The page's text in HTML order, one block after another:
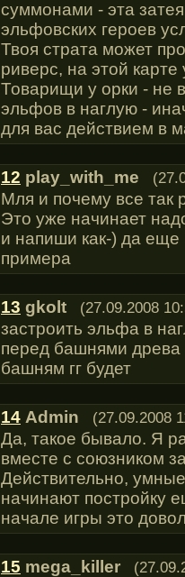
суммонами - эта
эльфовских героев
Твоя страта может
риверс, на этой
Товарищи у орки - не
эльфов в наглую -
для вас действием в
12 play_with_me
Мля и почему все так
Это уже начинает
и напиши как-) да
примера
13 gkolt (27.09.2008
застроить эльфа в
перед башнями
башням гг будет
14 Admin (27.09.2008
Да, такое бывало. Я
вместе с союзником
Действительно,
начинают постройку
начале игры это
15 mega_killer